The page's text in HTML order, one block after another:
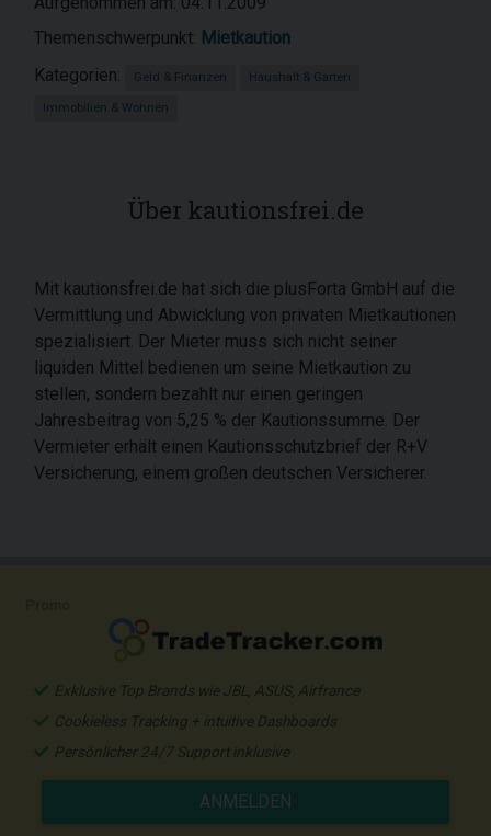
Themenschwerpunkt: Mietkaution
Kategorien:
Geld & Finanzen Haushalt & Garten
Immobilien & Wohnen
Über kautionsfrei.de
Mit kautionsfrei.de hat sich die plusForta GmbH auf die
Vermittlung und Abwicklung von privaten Mietkautionen
spezialisiert. Der Mieter muss sich nicht seiner
liquiden Mittel bedienen um seine Mietkaution zu
stellen, sondern bezahlt nur einen geringen
Jahresbeitrag von 5,25 % der Kautionssumme. Der
Vermieter erhält einen Kautionsschutzbrief der R+V
Versicherung, einem großen deutschen Versicherer.
Exklusive Top Brands wie JBL, ASUS, Airfrance
Cookieless Tracking + intuitive Dashboards
Persönlicher 24/7 Support inklusive
ANMELDEN